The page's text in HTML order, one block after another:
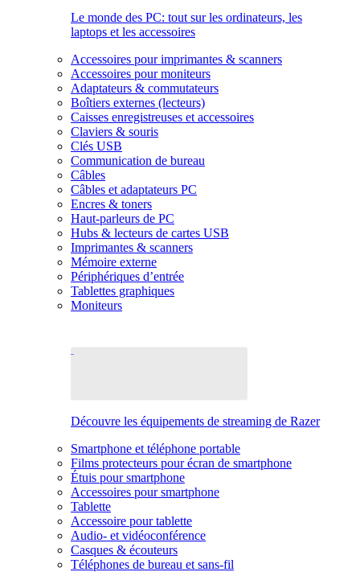
Le monde des PC: tout sur les ordinateurs, les
laptops et les accessoires
Accessoires pour imprimantes & scanners
Accessoires pour moniteurs
Adaptateurs & commutateurs
Boîtiers externes (lecteurs)
Caisses enregistreuses et accessoires
Claviers & souris
Clés USB
Communication de bureau
Câbles
Câbles et adaptateurs PC
Encres & toners
Haut-parleurs de PC
Hubs & lecteurs de cartes USB
Imprimantes & scanners
Mémoire externe
Périphériques d’entrée
Tablettes graphiques
Moniteurs
Découvre les équipements de streaming de Razer
Smartphone et téléphone portable
Films protecteurs pour écran de smartphone
Étuis pour smartphone
Accessoires pour smartphone
Tablette
Accessoire pour tablette
Audio- et vidéoconférence
Casques & écouteurs
Téléphones de bureau et sans-fil